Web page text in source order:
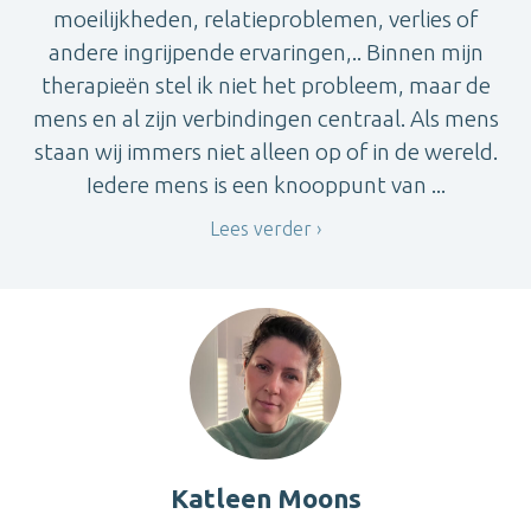
moeilijkheden, relatieproblemen, verlies of
andere ingrijpende ervaringen,.. Binnen mijn
therapieën stel ik niet het probleem, maar de
mens en al zijn verbindingen centraal. Als mens
staan wij immers niet alleen op of in de wereld.
Iedere mens is een knooppunt van ...
Lees verder
Katleen Moons